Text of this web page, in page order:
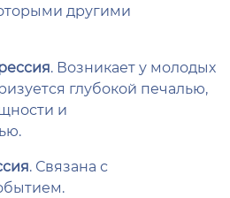
другими
. Возникает у молодых
глубокой печалью,
и
. Связана с